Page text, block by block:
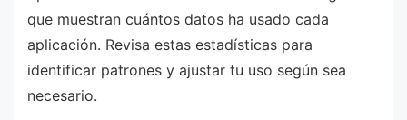
que muestran cuántos datos ha usado cada
aplicación. Revisa estas estadísticas para
identificar patrones y ajustar tu uso según sea
necesario.